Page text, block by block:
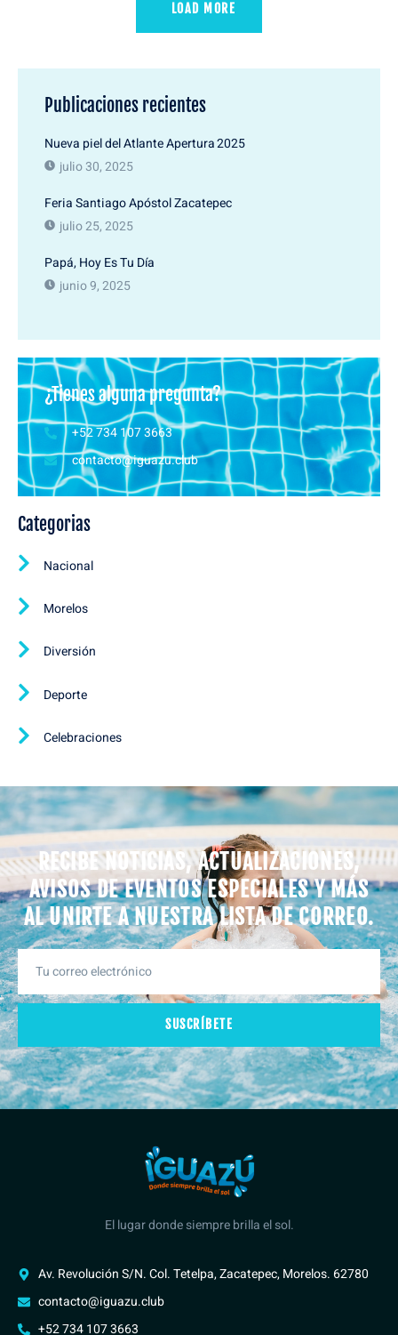
LOAD MORE
Publicaciones recientes
Nueva piel del Atlante Apertura 2025
julio 30, 2025
Feria Santiago Apóstol Zacatepec
julio 25, 2025
Papá, Hoy Es Tu Día
junio 9, 2025
¿Tienes alguna pregunta?
+52 734 107 3663
contacto@iguazu.club
Categorias
Nacional
Morelos
Diversión
Deporte
Celebraciones
RECIBE NOTICIAS, ACTUALIZACIONES,
AVISOS DE EVENTOS ESPECIALES Y MÁS
AL UNIRTE A NUESTRA LISTA DE CORREO.
SUSCRÍBETE
El lugar donde siempre brilla el sol.
Av. Revolución S/N. Col. Tetelpa, Zacatepec, Morelos. 62780
contacto@iguazu.club
+52 734 107 3663